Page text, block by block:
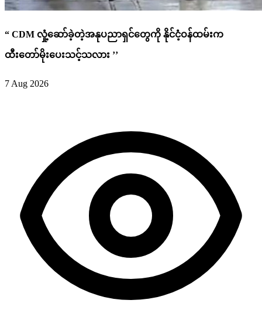
“ CDM လှုံ့ဆော်ခဲ့တဲ့အနုပညာရှင်တွေကို နိုင်ငံ့ဝန်ထမ်းက
ထီးတော်မိုးပေးသင့်သလား ’’
7 Aug 2026